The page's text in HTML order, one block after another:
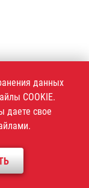
данных
COOKIE.
даете свое